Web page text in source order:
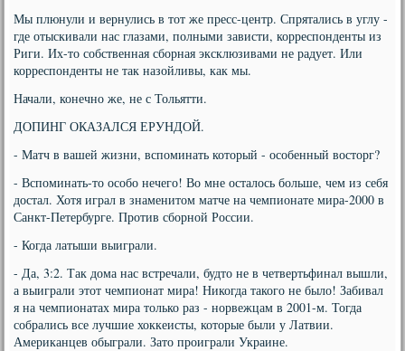
Мы плюнули и вернулись в тот же пресс-центр. Спрятались в углу -
где отыскивали нас глазами, полными зависти, корреспонденты из
Риги. Их-то собственная сборная эксклюзивами не радует. Или
корреспонденты не так назойливы, как мы.
Начали, конечно же, не с Тольятти.
ДОПИНГ ОКАЗАЛСЯ ЕРУНДОЙ.
- Матч в вашей жизни, вспоминать который - особенный восторг?
- Вспоминать-то особо нечего! Во мне осталось больше, чем из себя
достал. Хотя играл в знаменитом матче на чемпионате мира-2000 в
Санкт-Петербурге. Против сборной России.
- Когда латыши выиграли.
- Да, 3:2. Так дома нас встречали, будто не в четвертьфинал вышли,
а выиграли этот чемпионат мира! Никогда такого не было! Забивал
я на чемпионатах мира только раз - норвежцам в 2001-м. Тогда
собрались все лучшие хоккеисты, которые были у Латвии.
Американцев обыграли. Зато проиграли Украине.